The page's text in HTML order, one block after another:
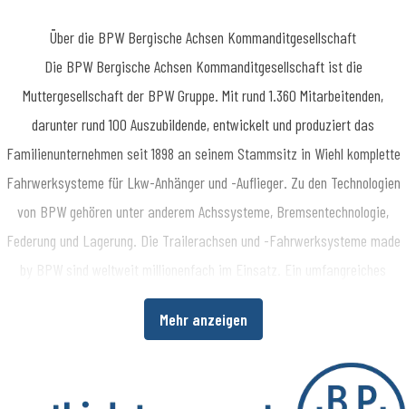
Mehr anzeigen
Über die BPW Bergische Achsen Kommanditgesellschaft
​Die BPW Bergische Achsen Kommanditgesellschaft ist die
Muttergesellschaft der BPW Gruppe. Mit rund 1.360 Mitarbeitenden,
darunter rund 100 Auszubildende, entwickelt und produziert das
Familienunternehmen seit 1898 an seinem Stammsitz in Wiehl komplette
Fahrwerksysteme für Lkw-Anhänger und -Auflieger. Zu den Technologien
von BPW gehören unter anderem Achssysteme, Bremsentechnologie,
Federung und Lagerung. Die Trailerachsen und -Fahrwerksysteme made
by BPW sind weltweit millionenfach im Einsatz. Ein umfangreiches
Dienstleistungsspektrum bietet Fahrzeugherstellern und -betreibern
darüber hinaus die Möglichkeit, die Wirtschaftlichkeit in ihren